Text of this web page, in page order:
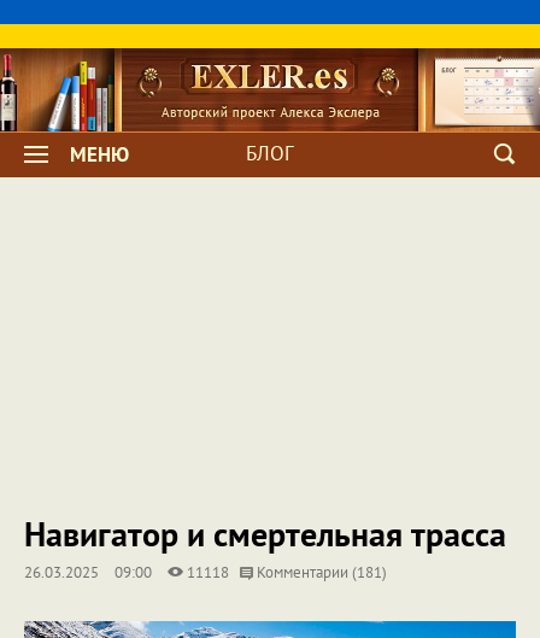
МЕНЮ БЛОГ
Навигатор и смертельная трасса
26.03.2025 09:00 11118 Комментарии (181)